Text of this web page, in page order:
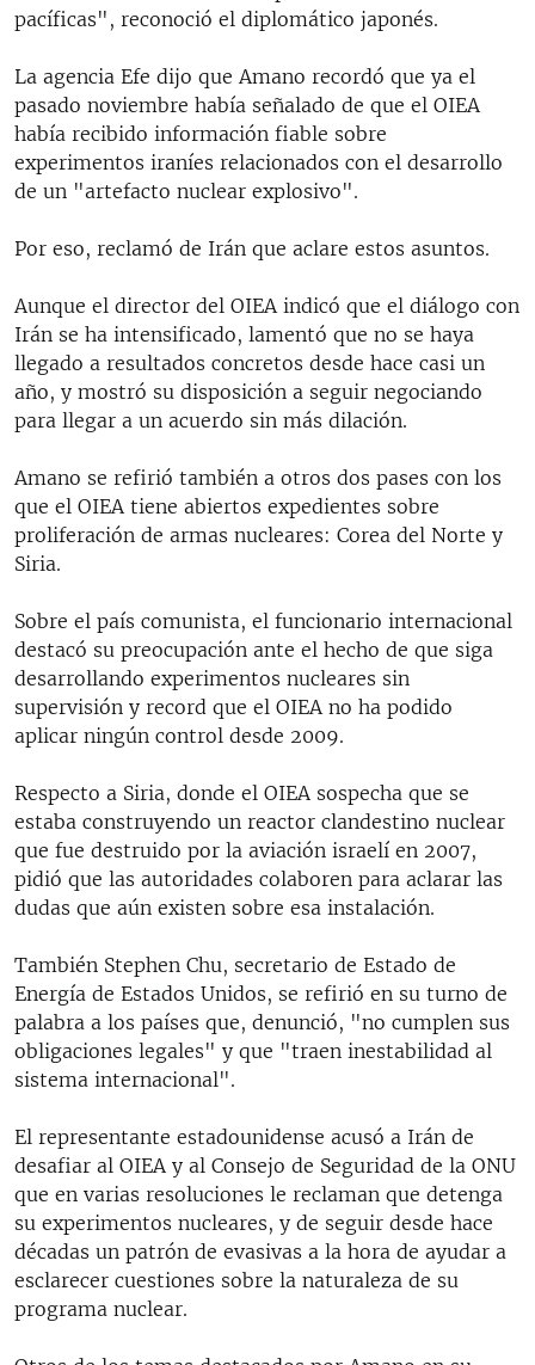
pacíficas", reconoció el diplomático japonés.
La agencia Efe dijo que Amano recordó que ya el
pasado noviembre había señalado de que el OIEA
había recibido información fiable sobre
experimentos iraníes relacionados con el desarrollo
de un "artefacto nuclear explosivo".
Por eso, reclamó de Irán que aclare estos asuntos.
Aunque el director del OIEA indicó que el diálogo con
Irán se ha intensificado, lamentó que no se haya
llegado a resultados concretos desde hace casi un
año, y mostró su disposición a seguir negociando
para llegar a un acuerdo sin más dilación.
Amano se refirió también a otros dos pases con los
que el OIEA tiene abiertos expedientes sobre
proliferación de armas nucleares: Corea del Norte y
Siria.
Sobre el país comunista, el funcionario internacional
destacó su preocupación ante el hecho de que siga
desarrollando experimentos nucleares sin
supervisión y record que el OIEA no ha podido
aplicar ningún control desde 2009.
Respecto a Siria, donde el OIEA sospecha que se
estaba construyendo un reactor clandestino nuclear
que fue destruido por la aviación israelí en 2007,
pidió que las autoridades colaboren para aclarar las
dudas que aún existen sobre esa instalación.
También Stephen Chu, secretario de Estado de
Energía de Estados Unidos, se refirió en su turno de
palabra a los países que, denunció, "no cumplen sus
obligaciones legales" y que "traen inestabilidad al
sistema internacional".
El representante estadounidense acusó a Irán de
desafiar al OIEA y al Consejo de Seguridad de la ONU
que en varias resoluciones le reclaman que detenga
su experimentos nucleares, y de seguir desde hace
décadas un patrón de evasivas a la hora de ayudar a
esclarecer cuestiones sobre la naturaleza de su
programa nuclear.